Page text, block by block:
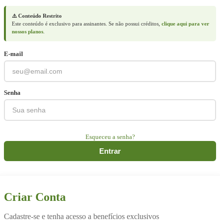
⚠️ Conteúdo Restrito
Este conteúdo é exclusivo para assinantes. Se não possui créditos, clique aqui para ver
nossos planos
E-mail
Senha
Esqueceu a senha?
Entrar
Criar Conta
Cadastre-se e tenha acesso a benefícios exclusivos